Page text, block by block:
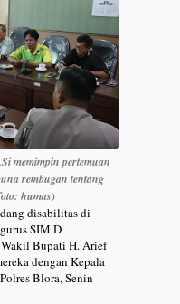
memimpin pertemuan
rembugan tentang
humas)
disabilitas di
SIM D
Wakil Bupati H. Arief
dengan Kepala
Blora, Senin